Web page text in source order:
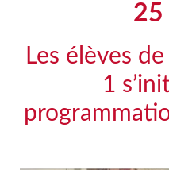
Les élèves
1